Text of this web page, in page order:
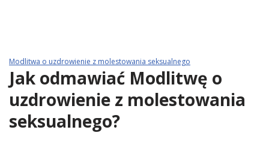
Modlitwa o uzdrowienie z molestowania seksualnego
Jak odmawiać Modlitwę o
uzdrowienie z molestowania
seksualnego?